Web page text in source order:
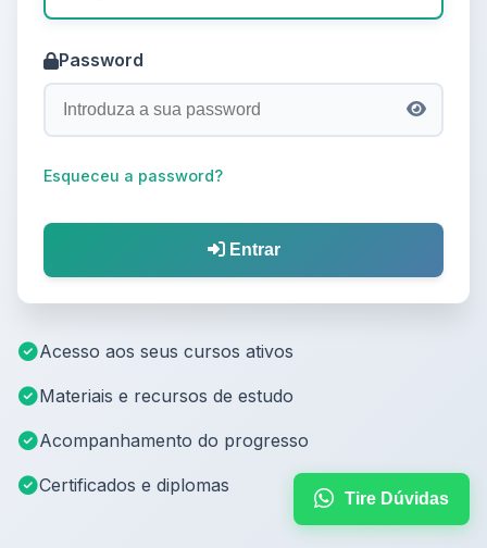
Tire Dúvidas
Password
Esqueceu a password?
Entrar
Acesso aos seus cursos ativos
Materiais e recursos de estudo
Acompanhamento do progresso
Certificados e diplomas